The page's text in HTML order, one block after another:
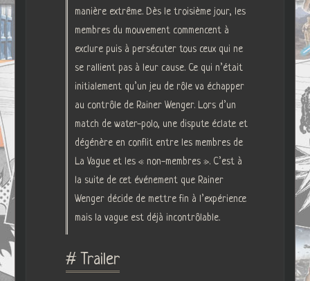
manière extrême. Dès le troisième jour, les
membres du mouvement commencent à
exclure puis à persécuter tous ceux qui ne
se rallient pas à leur cause. Ce qui n’était
initialement qu’un jeu de rôle va échapper
au contrôle de Rainer Wenger. Lors d’un
match de water-polo, une dispute éclate et
dégénère en conflit entre les membres de
La Vague et les « non-membres ». C’est à
la suite de cet événement que Rainer
Wenger décide de mettre fin à l’expérience
mais la vague est déjà incontrôlable.
# Trailer